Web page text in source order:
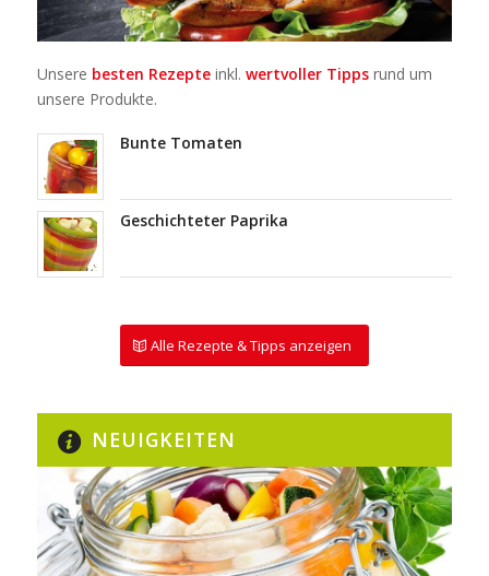
Unsere besten Rezepteinkl. wertvoller Tippsrund um
unsere Produkte.
Bunte Tomaten
Geschichteter Paprika
Alle Rezepte & Tipps anzeigen
NEUIGKEITEN